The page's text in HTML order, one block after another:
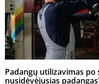
Padangų utilizavimas
nusidėvėjusias